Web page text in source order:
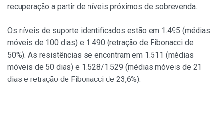
recuperação a partir de níveis próximos de sobrevenda.
Os níveis de suporte identificados estão em 1.495 (médias
móveis de 100 dias) e 1.490 (retração de Fibonacci de
50%). As resistências se encontram em 1.511 (médias
móveis de 50 dias) e 1.528/1.529 (médias móveis de 21
dias e retração de Fibonacci de 23,6%).